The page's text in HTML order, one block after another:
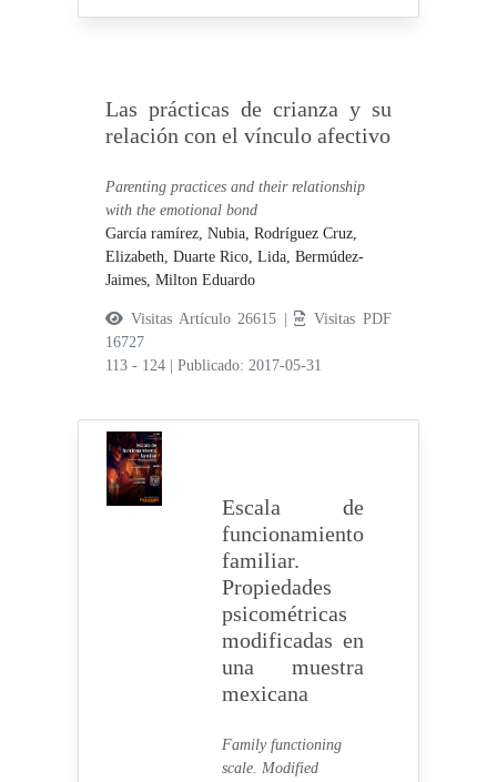
Las prácticas de crianza y su
relación con el vínculo afectivo
Parenting practices and their relationship
with the emotional bond
García ramírez, Nubia,Rodríguez Cruz,
Elizabeth,Duarte Rico, Lida,Bermúdez-
Jaimes, Milton Eduardo
Visitas Artículo 26615 |
Visitas PDF
16727
113 - 124
|Publicado: 2017-05-31
Escala de
funcionamiento
familiar.
Propiedades
psicométricas
modificadas en
una muestra
mexicana
Family functioning
scale. Modified